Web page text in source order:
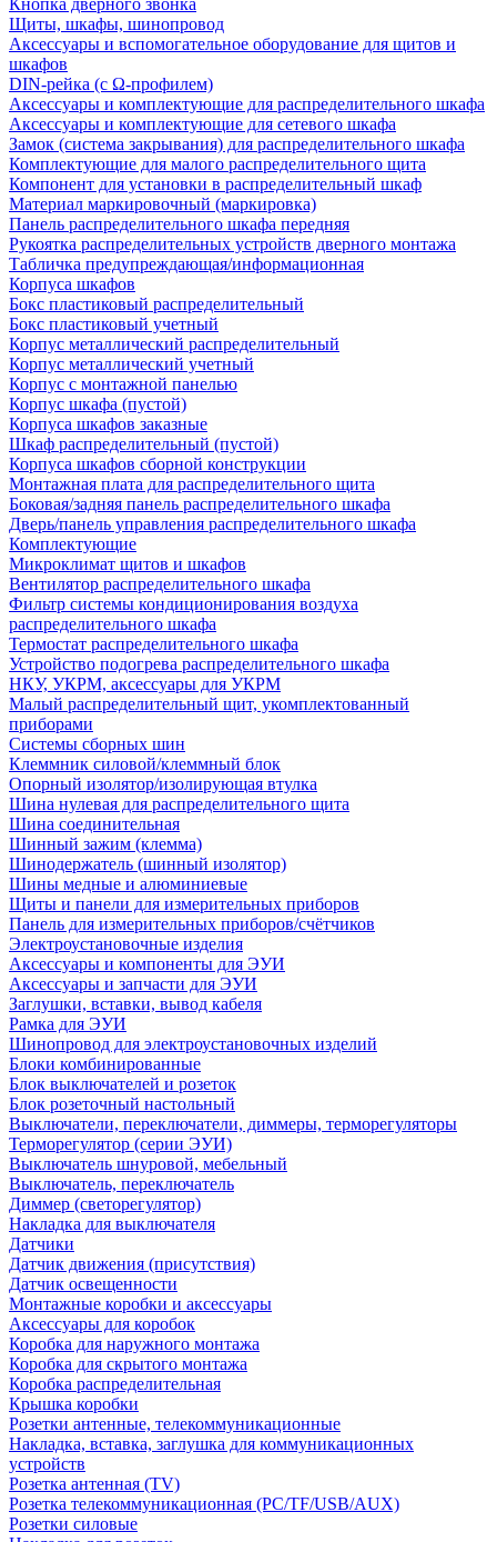
Кнопка дверного звонка
Щиты, шкафы, шинопровод
Аксессуары и вспомогательное оборудование для щитов и
шкафов
DIN-рейка (с Ω-профилем)
Аксессуары и комплектующие для распределительного шкафа
Аксессуары и комплектующие для сетевого шкафа
Замок (система закрывания) для распределительного шкафа
Комплектующие для малого распределительного щита
Компонент для установки в распределительный шкаф
Материал маркировочный (маркировка)
Панель распределительного шкафа передняя
Рукоятка распределительных устройств дверного монтажа
Табличка предупреждающая/информационная
Корпуса шкафов
Бокс пластиковый распределительный
Бокс пластиковый учетный
Корпус металлический распределительный
Корпус металлический учетный
Корпус с монтажной панелью
Корпус шкафа (пустой)
Корпуса шкафов заказные
Шкаф распределительный (пустой)
Корпуса шкафов сборной конструкции
Монтажная плата для распределительного щита
Боковая/задняя панель распределительного шкафа
Дверь/панель управления распределительного шкафа
Комплектующие
Микроклимат щитов и шкафов
Вентилятор распределительного шкафа
Фильтр системы кондиционирования воздуха
распределительного шкафа
Термостат распределительного шкафа
Устройство подогрева распределительного шкафа
НКУ, УКРМ, аксессуары для УКРМ
Малый распределительный щит, укомплектованный
приборами
Системы сборных шин
Клеммник силовой/клеммный блок
Опорный изолятор/изолирующая втулка
Шина нулевая для распределительного щита
Шина соединительная
Шинный зажим (клемма)
Шинодержатель (шинный изолятор)
Шины медные и алюминиевые
Щиты и панели для измерительных приборов
Панель для измерительных приборов/счётчиков
Электроустановочные изделия
Аксессуары и компоненты для ЭУИ
Аксессуары и запчасти для ЭУИ
Заглушки, вставки, вывод кабеля
Рамка для ЭУИ
Шинопровод для электроустановочных изделий
Блоки комбинированные
Блок выключателей и розеток
Блок розеточный настольный
Выключатели, переключатели, диммеры, терморегуляторы
Терморегулятор (серии ЭУИ)
Выключатель шнуровой, мебельный
Выключатель, переключатель
Диммер (светорегулятор)
Накладка для выключателя
Датчики
Датчик движения (присутствия)
Датчик освещенности
Монтажные коробки и аксессуары
Аксессуары для коробок
Коробка для наружного монтажа
Коробка для скрытого монтажа
Коробка распределительная
Крышка коробки
Розетки антенные, телекоммуникационные
Накладка, вставка, заглушка для коммуникационных
устройств
Розетка антенная (TV)
Розетка телекоммуникационная (PC/TF/USB/AUX)
Розетки силовые